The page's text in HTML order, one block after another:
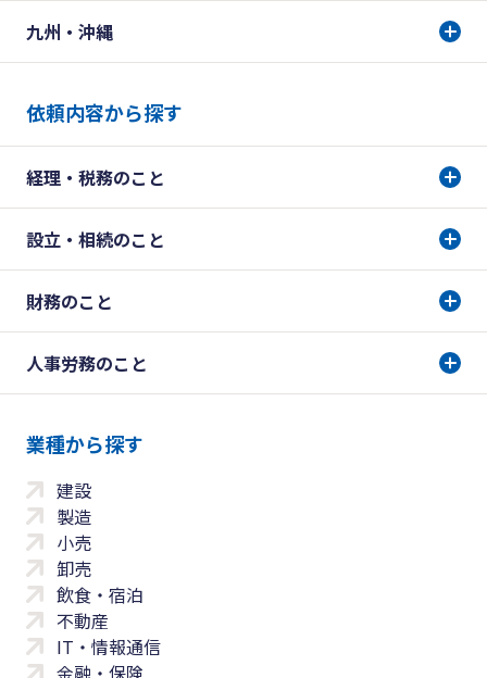
九州・沖縄
依頼内容から探す
経理・税務のこと
設立・相続のこと
財務のこと
人事労務のこと
業種から探す
建設
製造
小売
卸売
飲食・宿泊
不動産
IT・情報通信
金融・保険